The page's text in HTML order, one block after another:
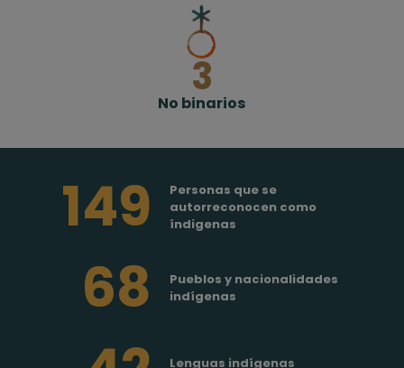
3
No binarios
149
Personas que se
autorreconocen como
índigenas
68
Pueblos y nacionalidades
indígenas
Lenguas indígenas